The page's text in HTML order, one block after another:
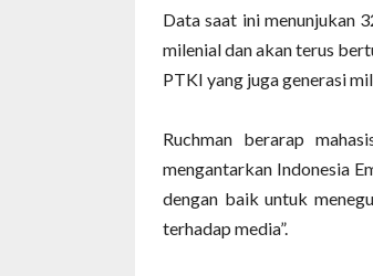
Data saat ini menunjukan
milenial dan akan terus
PTKI yang juga generasi
Ruchman berarap
mengantarkan Indonesia
dengan baik untuk
terhadap media”.